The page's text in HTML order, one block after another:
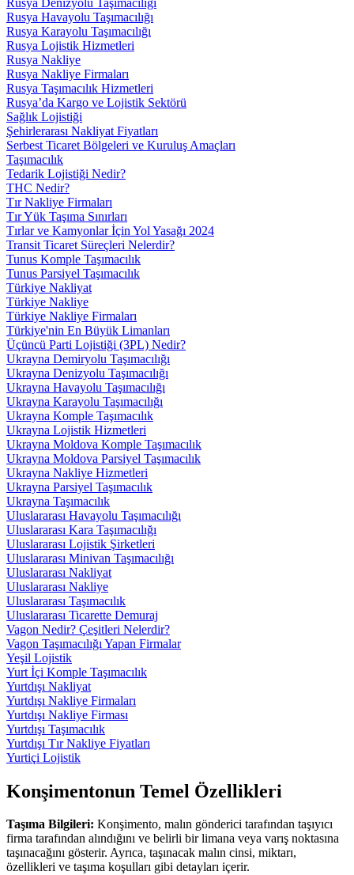
Rusya Havayolu Taşımacılığı
Rusya Karayolu Taşımacılığı
Rusya Lojistik Hizmetleri
Rusya Nakliye
Rusya Nakliye Firmaları
Rusya Taşımacılık Hizmetleri
Rusya’da Kargo ve Lojistik Sektörü
Sağlık Lojistiği
Şehirlerarası Nakliyat Fiyatları
Serbest Ticaret Bölgeleri ve Kuruluş Amaçları
Taşımacılık
Tedarik Lojistiği Nedir?
THC Nedir?
Tır Nakliye Firmaları
Tır Yük Taşıma Sınırları
Tırlar ve Kamyonlar İçin Yol Yasağı 2024
Transit Ticaret Süreçleri Nelerdir?
Tunus Komple Taşımacılık
Tunus Parsiyel Taşımacılık
Türkiye Nakliyat
Türkiye Nakliye
Türkiye Nakliye Firmaları
Türkiye'nin En Büyük Limanları
Üçüncü Parti Lojistiği (3PL) Nedir?
Ukrayna Demiryolu Taşımacılığı
Ukrayna Denizyolu Taşımacılığı
Ukrayna Havayolu Taşımacılığı
Ukrayna Karayolu Taşımacılığı
Ukrayna Komple Taşımacılık
Ukrayna Lojistik Hizmetleri
Ukrayna Moldova Komple Taşımacılık
Ukrayna Moldova Parsiyel Taşımacılık
Ukrayna Nakliye Hizmetleri
Ukrayna Parsiyel Taşımacılık
Ukrayna Taşımacılık
Uluslararası Havayolu Taşımacılığı
Uluslararası Kara Taşımacılığı
Uluslararası Lojistik Şirketleri
Uluslararası Minivan Taşımacılığı
Uluslararası Nakliyat
Uluslararası Nakliye
Uluslararası Taşımacılık
Uluslararası Ticarette Demuraj
Vagon Nedir? Çeşitleri Nelerdir?
Vagon Taşımacılığı Yapan Firmalar
Yeşil Lojistik
Yurt İçi Komple Taşımacılık
Yurtdışı Nakliyat
Yurtdışı Nakliye Firmaları
Yurtdışı Nakliye Firması
Yurtdışı Taşımacılık
Yurtdışı Tır Nakliye Fiyatları
Yurtiçi Lojistik
Konşimentonun Temel Özellikleri
Taşıma Bilgileri: Konşimento, malın gönderici tarafından taşıyıcı
firma tarafından alındığını ve belirli bir limana veya varış noktasına
taşınacağını gösterir. Ayrıca, taşınacak malın cinsi, miktarı,
özellikleri ve taşıma koşulları gibi detayları içerir.